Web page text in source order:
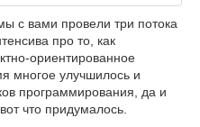
с вами провели три потока
про то, как
ориентированное
многое улучшилось и
программирования, да и
что придумалось.